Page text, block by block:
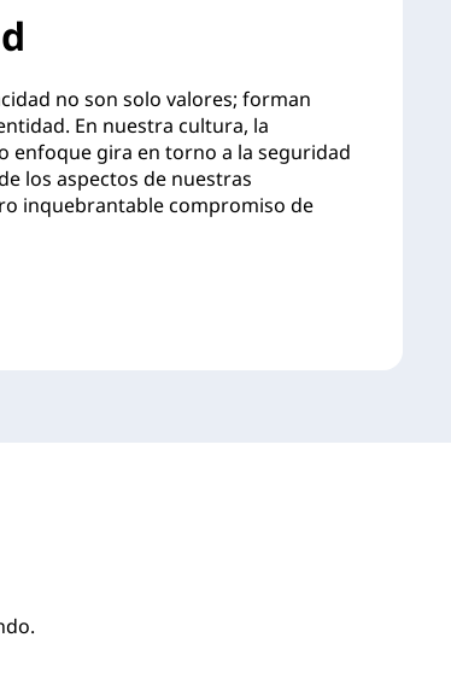
no son solo valores; forman
En nuestra cultura, la
enfoque gira en torno a la seguridad
los aspectos de nuestras
inquebrantable compromiso de